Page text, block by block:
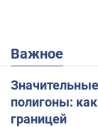
Важное
полигоны:
границей